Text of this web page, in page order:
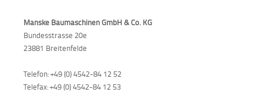
Manske Baumaschinen GmbH & Co. KG
Bundesstrasse 20e
23881 Breitenfelde
Telefon: +49 (0) 4542-84 12 52
Telefax: +49 (0) 4542-84 12 53